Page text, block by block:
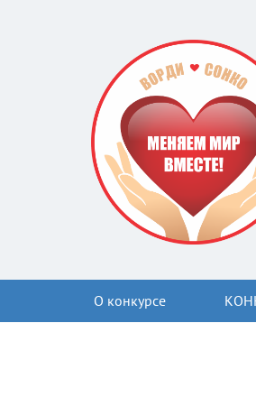
О конкурсе